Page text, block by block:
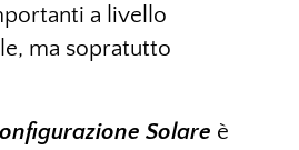
a livello
ma sopratutto
Solare è